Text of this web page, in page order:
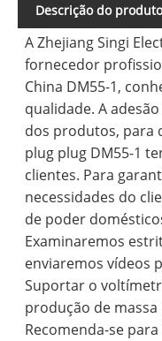
Descrição do produto
A Zhejiang Singi
fornecedor
China DM55-1,
qualidade. A
dos produtos, para
plug plug DM55-1
clientes. Para
necessidades do
de poder
Examinaremos
enviaremos vídeos
Suportar o
produção de massa
Recomenda-se